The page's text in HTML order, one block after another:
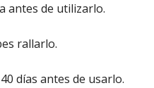
antes de utilizarlo.
rallarlo.
días antes de usarlo.